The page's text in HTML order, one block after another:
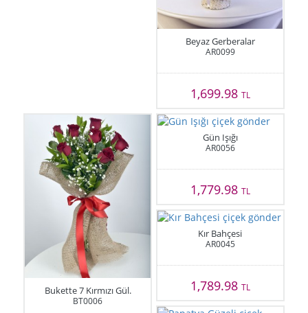
Beyaz Gerberalar
AR0099
1,699.98 TL
Bukette 7 Kırmızı Gül.
BT0006
Gün Işığı
AR0056
1,779.98 TL
Kır Bahçesi
AR0045
1,789.98 TL